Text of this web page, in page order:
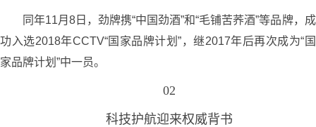
同年11月8日，劲牌携“中国劲酒”和“毛铺苦荞酒”等品牌，成
功入选2018年CCTV“国家品牌计划”，继2017年后再次成为“国
家品牌计划”中一员。
02
科技护航迎来权威背书